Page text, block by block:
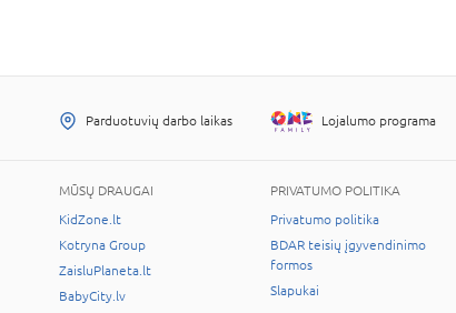
Parduotuvių darbo laikas Lojalumo programa
MŪSŲ DRAUGAI
KidZone.lt
Kotryna Group
ZaisluPlaneta.lt
BabyCity.lv
PRIVATUMO POLITIKA
Privatumo politika
BDAR teisių įgyvendinimo
formos
Slapukai